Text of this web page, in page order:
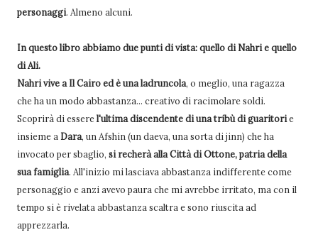
personaggi. Almeno alcuni.
In questo libro abbiamo due punti di vista: quello di Nahri e quello
di Ali.
Nahri vive a Il Cairo ed è una ladruncola, o meglio, una ragazza
che ha un modo abbastanza... creativo di racimolare soldi.
Scoprirà di esserel'ultima discendente di una tribù di guaritorie
insieme a Dara, un Afshin (un daeva, una sorta di jinn) che ha
invocato per sbaglio, si recherà alla Città di Ottone, patria della
sua famiglia. All'inizio mi lasciava abbastanza indifferente come
personaggio e anzi avevo paura che mi avrebbe irritato, ma con il
tempo si è rivelata abbastanza scaltra e sono riuscita ad
apprezzarla.